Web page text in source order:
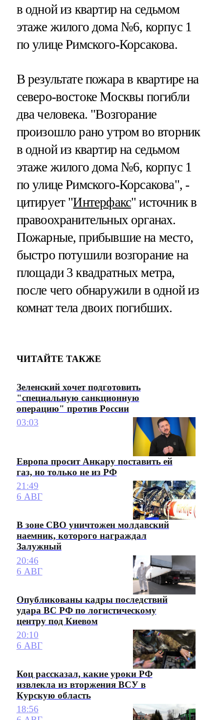
в одной из квартир на седьмом
этаже жилого дома №6, корпус 1
по улице Римского-Корсакова.
В результате пожара в квартире на
северо-востоке Москвы погибли
два человека. "Возгорание
произошло рано утром во вторник
в одной из квартир на седьмом
этаже жилого дома №6, корпус 1
по улице Римского-Корсакова", -
цитирует "Интерфакс" источник в
правоохранительных органах.
Пожарные, прибывшие на место,
быстро потушили возгорание на
площади 3 квадратных метра,
после чего обнаружили в одной из
комнат тела двоих погибших.
ЧИТАЙТЕ ТАКЖЕ
Зеленский хочет подготовить
"специальную санкционную
операцию" против России
03:03
Европа просит Анкару поставить ей
газ, но только не из РФ
21:49
6 АВГ
В зоне СВО уничтожен молдавский
наемник, которого награждал
Залужный
20:46
6 АВГ
Опубликованы кадры последствий
удара ВС РФ по логистическому
центру под Киевом
20:10
6 АВГ
Коц рассказал, какие уроки РФ
извлекла из вторжения ВСУ в
Курскую область
18:56